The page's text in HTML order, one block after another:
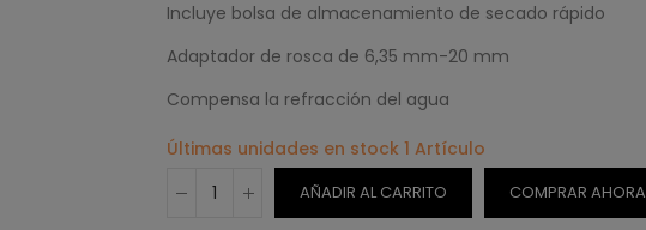
Incluye bolsa de almacenamiento de secado rápido
Adaptador de rosca de 6,35 mm-20 mm
Compensa la refracción del agua
Últimas unidades en stock 1 Artículo
AÑADIR AL CARRITO COMPRAR AHORA